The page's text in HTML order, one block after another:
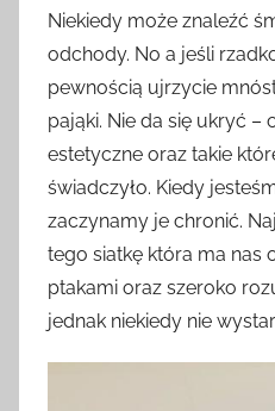
Niekiedy może znaleźć
odchody. No a jeśli
pewnością ujrzycie
pająki. Nie da się ukryć –
estetyczne oraz takie
świadczyło. Kiedy
zaczynamy je chronić.
tego siatkę która ma nas
ptakami oraz szeroko
jednak niekiedy nie